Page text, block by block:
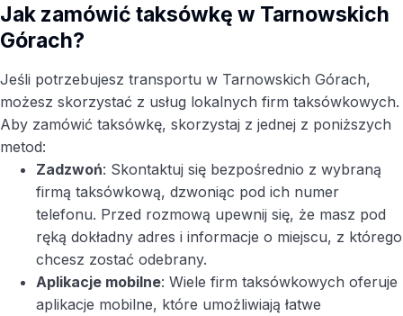
Jak zamówić taksówkę w Tarnowskich
Górach?
Jeśli potrzebujesz transportu w Tarnowskich Górach,
możesz skorzystać z usług lokalnych firm taksówkowych.
Aby zamówić taksówkę, skorzystaj z jednej z poniższych
metod:
Zadzwoń: Skontaktuj się bezpośrednio z wybraną
firmą taksówkową, dzwoniąc pod ich numer
telefonu. Przed rozmową upewnij się, że masz pod
ręką dokładny adres i informacje o miejscu, z którego
chcesz zostać odebrany.
Aplikacje mobilne: Wiele firm taksówkowych oferuje
aplikacje mobilne, które umożliwiają łatwe